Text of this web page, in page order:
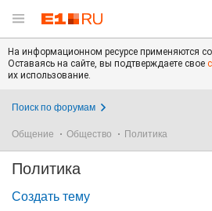
На информационном ресурсе применяются
Оставаясь на сайте, вы подтверждаете свое
их использование.
Поиск по форумам
Общение Общество Политика
Политика
Создать тему